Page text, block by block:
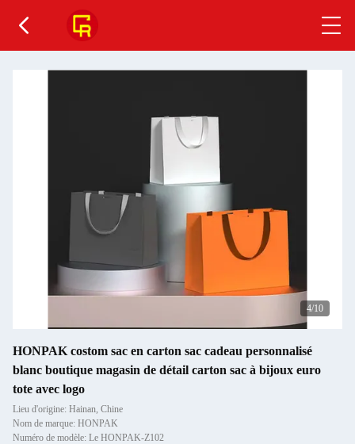
5/10
HONPAK costom sac en carton sac cadeau personnalisé
blanc boutique magasin de détail carton sac à bijoux euro
tote avec logo
Lieu d'origine: Hainan, Chine
Nom de marque: HONPAK
Numéro de modèle: Le HONPAK-Z102